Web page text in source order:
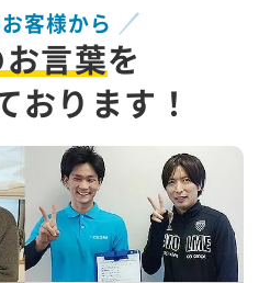
客様から
言葉を
おります！